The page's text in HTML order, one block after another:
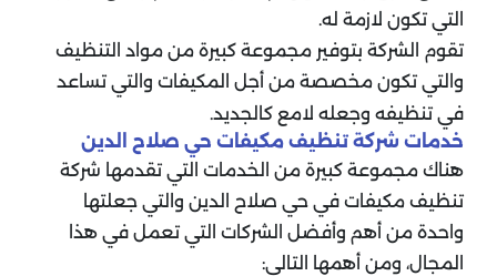
التي تكون لازمة له.
تقوم الشركة بتوفير مجموعة كبيرة من مواد التنظيف
والتي تكون مخصصة من أجل المكيفات والتي تساعد
في تنظيفه وجعله لامع كالجديد.
خدمات شركة تنظيف مكيفات حي صلاح الدين
هناك مجموعة كبيرة من الخدمات التي تقدمها شركة
تنظيف مكيفات في حي صلاح الدين والتي جعلتها
واحدة من أهم وأفضل الشركات التي تعمل في هذا
المجال، ومن أهمها التالي: